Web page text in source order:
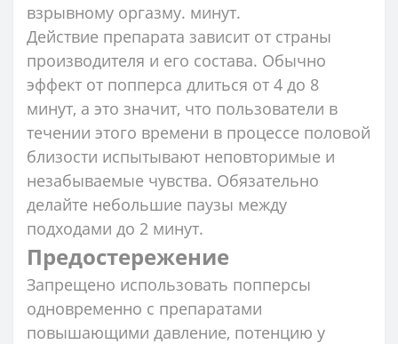
взрывному оргазму. минут.
Действие препарата зависит от страны
производителя и его состава. Обычно
эффект от попперса длиться от 4 до 8
минут, а это значит, что пользователи в
течении этого времени в процессе половой
близости испытывают неповторимые и
незабываемые чувства. Обязательно
делайте небольшие паузы между
подходами до 2 минут.
Предостережение
Запрещено использовать попперсы
одновременно с препаратами
повышающими давление, потенцию у